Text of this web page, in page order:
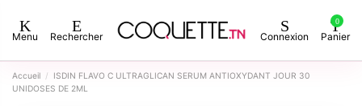
Menu Rechercher Connexion
0
Panier
Accueil
ISDIN FLAVO C ULTRAGLICAN SERUM ANTIOXYDANT JOUR 30
UNIDOSES DE 2ML